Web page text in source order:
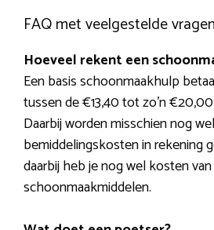
FAQ met veelgestelde
Hoeveel rekent een
Een basis schoonmaakhulp
tussen de €13,40 tot zo’n
Daarbij worden misschien nog wel
bemiddelingskosten in rekening
daarbij heb je nog wel kosten van
schoonmaakmiddelen.